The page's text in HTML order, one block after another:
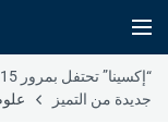
جديدة من التميز